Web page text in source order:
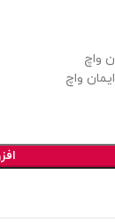
واچ
واچ